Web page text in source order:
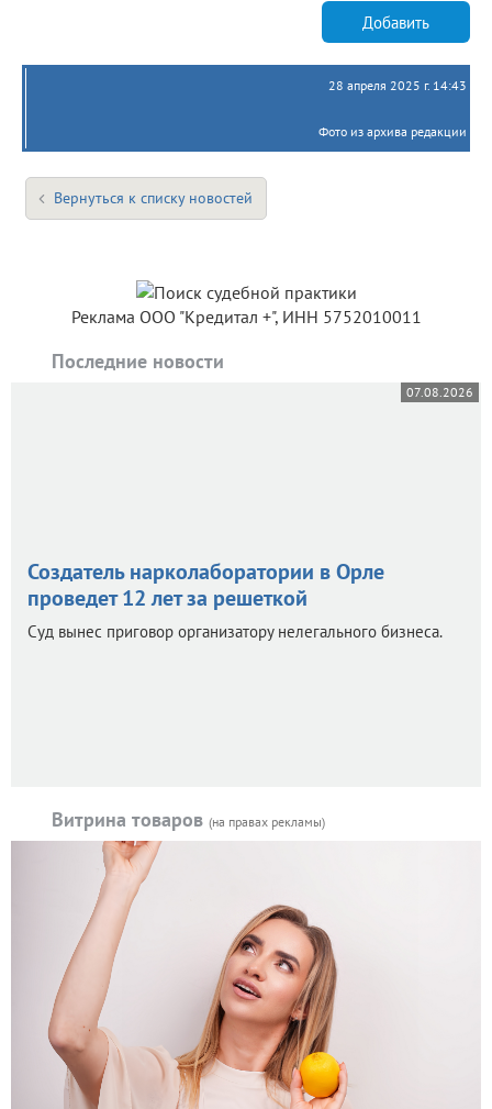
Добавить
28 апреля 2025 г. 14:43
Фото из архива редакции
Вернуться к списку новостей
Реклама ООО "Кредитал +", ИНН 5752010011
Последние новости
07.08.2026
Создатель нарколаборатории в Орле
проведет 12 лет за решеткой
Суд вынес приговор организатору нелегального бизнеса.
Витрина товаров (на правах рекламы)